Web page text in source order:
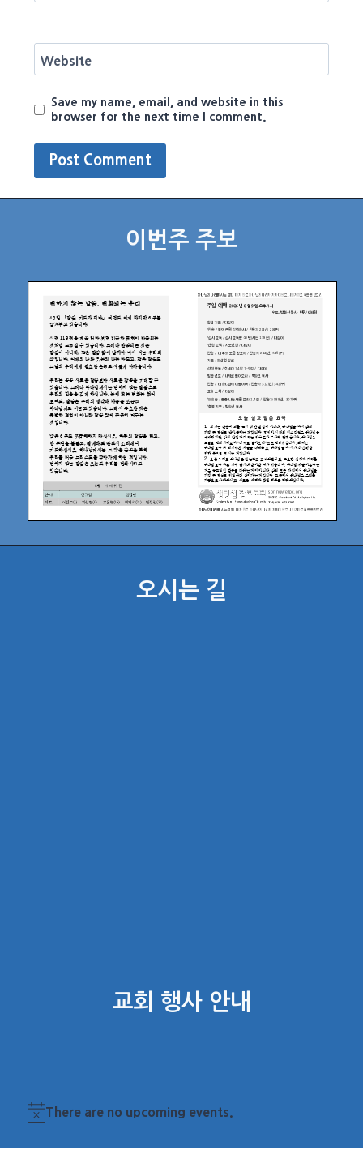
Website
Save my name, email, and website in this
browser for the next time I comment.
이번주 주보
오시는 길
교회 행사 안내
Notice
There are no upcoming events.